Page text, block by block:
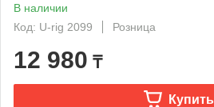
В наличии
Код: U-rig 2099
Розница
12 980 ₸
Купить